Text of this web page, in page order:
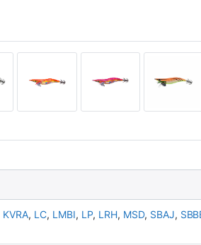
KVRA, LC, LMBI, LP, LRH, MSD, SBAJ,